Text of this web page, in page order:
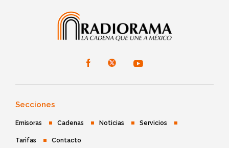
Secciones
Emisoras Cadenas Noticias Servicios
Tarifas Contacto